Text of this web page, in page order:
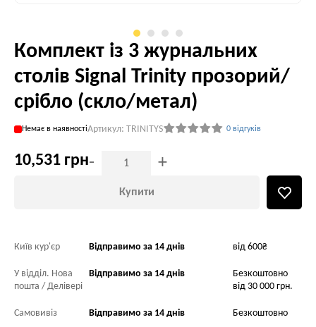
Комплект із 3 журнальних
столів Signal Trinity прозорий/
срібло (скло/метал)
Немає в наявностіАртикул: TRINITYS 0 відгуків
10,531 грн- +
Купити
Київ кур'єр Відправимо за 14 днів від 600₴
У відділ. Нова
пошта / Делівері
Відправимо за 14 днів
Безкоштовно
від 30 000 грн.
Самовивіз Відправимо за 14 днів Безкоштовно